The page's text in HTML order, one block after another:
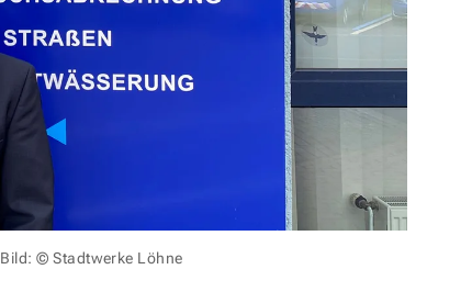
Bild: © Stadtwerke Löhne